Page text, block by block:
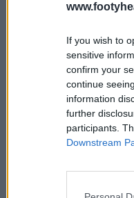
If you wish to
sensitive
confirm your
continue
information
further
participants.
Downstream